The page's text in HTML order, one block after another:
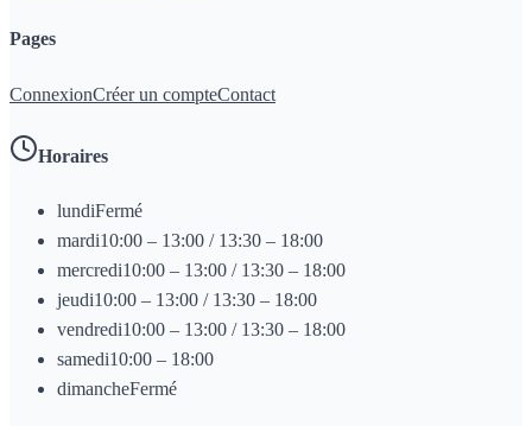
Pages
ConnexionCréer un compteContact
Horaires
lundiFermé
mardi10:00 – 13:00 / 13:30 – 18:00
mercredi10:00 – 13:00 / 13:30 – 18:00
jeudi10:00 – 13:00 / 13:30 – 18:00
vendredi10:00 – 13:00 / 13:30 – 18:00
samedi10:00 – 18:00
dimancheFermé